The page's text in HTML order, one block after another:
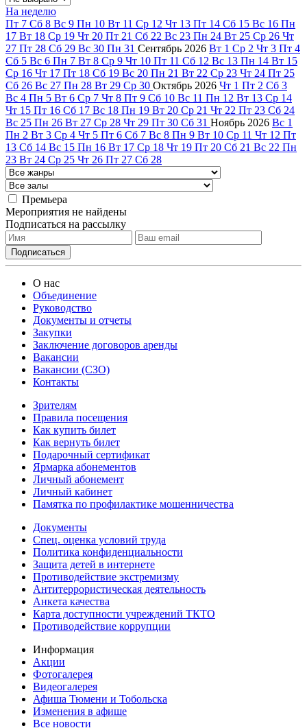
На неделю
Пт 7 Сб 8 Вс 9 Пн 10 Вт 11 Ср 12 Чт 13 Пт 14 Сб 15 Вс 16 Пн
17 Вт 18 Ср 19 Чт 20 Пт 21 Сб 22 Вс 23 Пн 24 Вт 25 Ср 26 Чт
27 Пт 28 Сб 29 Вс 30 Пн 31 Сентябрь 2026 Вт 1 Ср 2 Чт 3 Пт 4
Сб 5 Вс 6 Пн 7 Вт 8 Ср 9 Чт 10 Пт 11 Сб 12 Вс 13 Пн 14 Вт 15
Ср 16 Чт 17 Пт 18 Сб 19 Вс 20 Пн 21 Вт 22 Ср 23 Чт 24 Пт 25
Сб 26 Вс 27 Пн 28 Вт 29 Ср 30 Октябрь 2026 Чт 1 Пт 2 Сб 3
Вс 4 Пн 5 Вт 6 Ср 7 Чт 8 Пт 9 Сб 10 Вс 11 Пн 12 Вт 13 Ср 14
Чт 15 Пт 16 Сб 17 Вс 18 Пн 19 Вт 20 Ср 21 Чт 22 Пт 23 Сб 24
Вс 25 Пн 26 Вт 27 Ср 28 Чт 29 Пт 30 Сб 31 Ноябрь 2026 Вс 1
Пн 2 Вт 3 Ср 4 Чт 5 Пт 6 Сб 7 Вс 8 Пн 9 Вт 10 Ср 11 Чт 12 Пт
13 Сб 14 Вс 15 Пн 16 Вт 17 Ср 18 Чт 19 Пт 20 Сб 21 Вс 22 Пн
23 Вт 24 Ср 25 Чт 26 Пт 27 Сб 28
Премьера
Мероприятия не найдены
Подписаться на рассылку
О нас
Объединение
Руководство
Документы и отчеты
Закупки
Заключение договоров аренды
Вакансии
Вакансии (СЗО)
Контакты
Зрителям
Правила посещения
Как купить билет
Как вернуть билет
Подарочный сертификат
Ярмарка абонементов
Личный абонемент
Личный кабинет
Памятка по профилактике мошенничества
Документы
Спец. оценка условий труда
Политика конфиденциальности
Защита детей в интернете
Противодействие экстремизму
Антитеррористическая деятельность
Анкета качества
Карта доступности учреждений ТКТО
Противодействие коррупции
Информация
Акции
Фотогалерея
Видеогалерея
Афиша Тюмени и Тобольска
Изменения в афише
Все новости